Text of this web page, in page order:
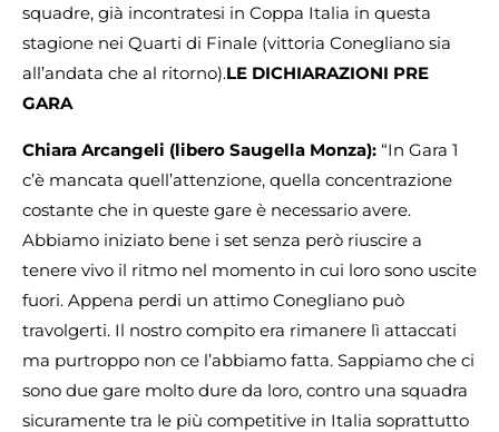
squadre, già incontratesi in Coppa Italia in questa
stagione nei Quarti di Finale (vittoria Conegliano sia
all’andata che al ritorno).LE DICHIARAZIONI PRE
GARA
Chiara Arcangeli (libero Saugella Monza): “In Gara 1
c’è mancata quell’attenzione, quella concentrazione
costante che in queste gare è necessario avere.
Abbiamo iniziato bene i set senza però riuscire a
tenere vivo il ritmo nel momento in cui loro sono uscite
fuori. Appena perdi un attimo Conegliano può
travolgerti. Il nostro compito era rimanere lì attaccati
ma purtroppo non ce l’abbiamo fatta. Sappiamo che ci
sono due gare molto dure da loro, contro una squadra
sicuramente tra le più competitive in Italia soprattutto